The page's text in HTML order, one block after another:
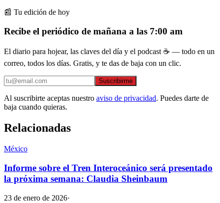
📰 Tu edición de hoy
Recibe el periódico de mañana a las 7:00 am
El diario para hojear, las claves del día y el podcast ☕ — todo en un
correo, todos los días. Gratis, y te das de baja con un clic.
Suscribirme
Al suscribirte aceptas nuestro aviso de privacidad. Puedes darte de
baja cuando quieras.
Relacionadas
México
Informe sobre el Tren Interoceánico será presentado
la próxima semana: Claudia Sheinbaum
23 de enero de 2026·